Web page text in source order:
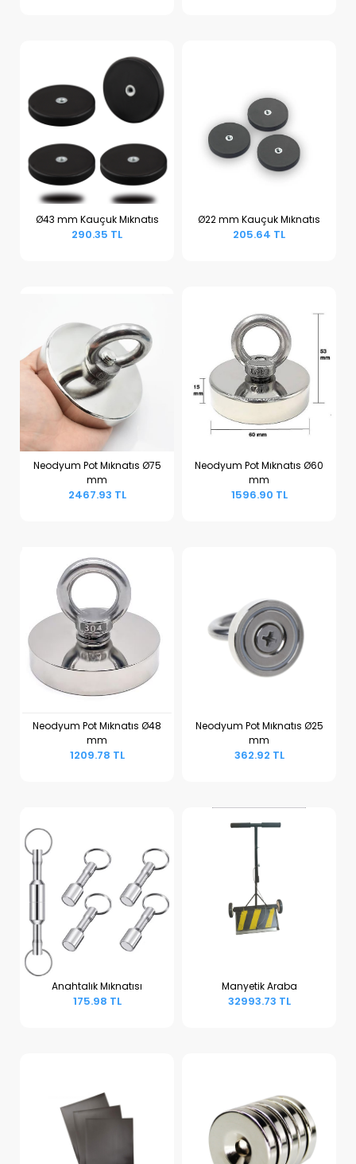
Sepete Ekle
Ø43 mm Kauçuk Mıknatıs
290.35 TL Sepete Ekle
Ø22 mm Kauçuk Mıknatıs
205.64 TL
Sepete Ekle
Neodyum Pot Mıknatıs Ø75
mm
2467.93 TL
Sepete Ekle
Neodyum Pot Mıknatıs Ø60
mm
1596.90 TL
Sepete Ekle
Neodyum Pot Mıknatıs Ø48
mm
1209.78 TL
Sepete Ekle
Neodyum Pot Mıknatıs Ø25
mm
362.92 TL
Sepete Ekle
Anahtalık Mıknatısı
175.98 TL Sepete Ekle
Manyetik Araba
32993.73 TL